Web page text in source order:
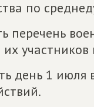
по
перечень
день 1